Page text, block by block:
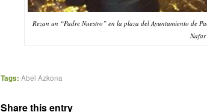
Rezan un “Padre Nuestro” en la plaza del Ayuntamiento de
Nafar
Tags: Abel Azkona
Share this entry